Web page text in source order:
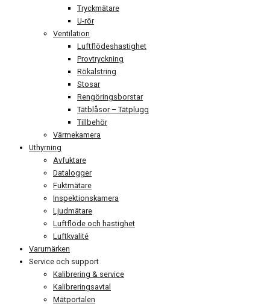
Tryckmätare
U-rör
Ventilation
Luftflödeshastighet
Provtryckning
Rökalstring
Stosar
Rengöringsborstar
Tätblåsor – Tätplugg
Tillbehör
Värmekamera
Uthyrning
Avfuktare
Datalogger
Fuktmätare
Inspektionskamera
Ljudmätare
Luftflöde och hastighet
Luftkvalité
Varumärken
Service och support
Kalibrering & service
Kalibreringsavtal
Mätportalen